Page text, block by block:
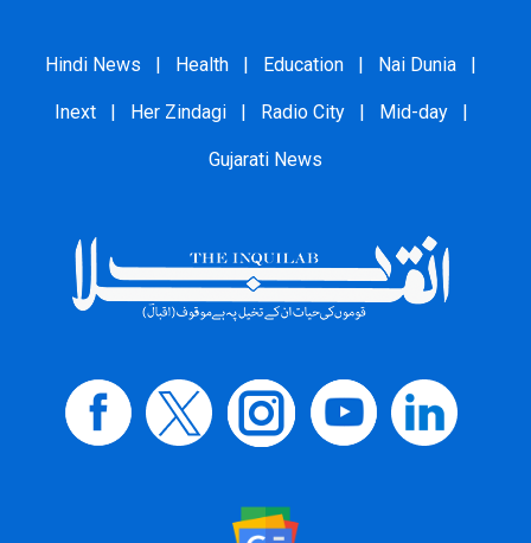
Hindi News | Health | Education | Nai Dunia |
Inext | Her Zindagi | Radio City | Mid-day |
Gujarati News